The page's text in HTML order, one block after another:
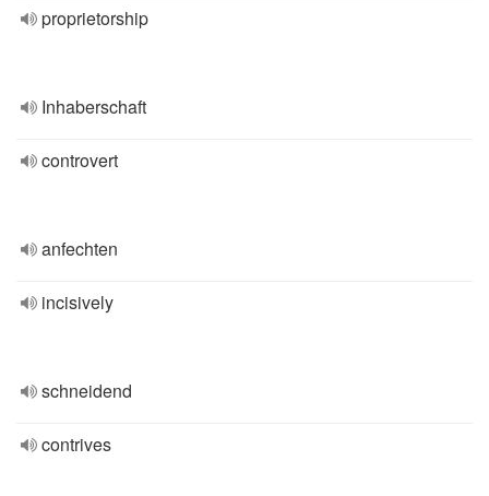
proprietorship
Inhaberschaft
controvert
anfechten
incisively
schneidend
contrives